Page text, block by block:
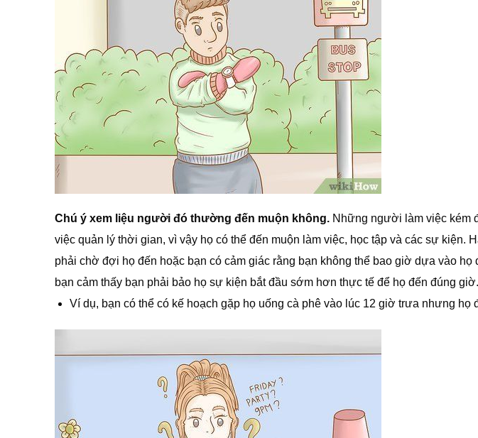
Chú ý xem liệu người đó thường đến muộn không. Những người làm việc kém
việc quản lý thời gian, vì vậy họ có thể đến muộn làm việc, học tập và các sự kiện.
phải chờ đợi họ đến hoặc bạn có cảm giác rằng bạn không thể bao giờ dựa vào
bạn cảm thấy bạn phải bảo họ sự kiện bắt đầu sớm hơn thực tế để họ đến đúng giờ.
Ví dụ, bạn có thể có kế hoạch gặp họ uống cà phê vào lúc 12 giờ trưa nhưng họ